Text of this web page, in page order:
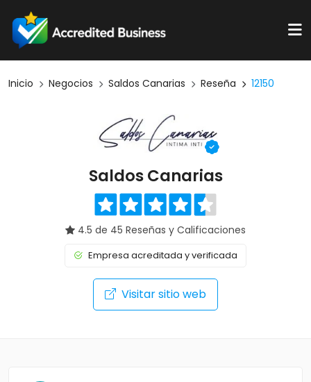
Inicio Negocios Saldos Canarias Reseña 12150
Saldos Canarias
4.5 de 45 Reseñas y Calificaciones
Empresa acreditada y verificada
Visitar sitio web